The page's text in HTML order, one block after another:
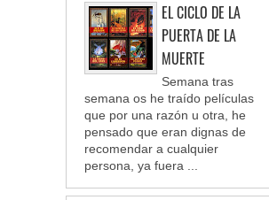
EL CICLO DE LA
PUERTA DE LA
MUERTE
Semana tras
semana os he traído películas
que por una razón u otra, he
pensado que eran dignas de
recomendar a cualquier
persona, ya fuera ...